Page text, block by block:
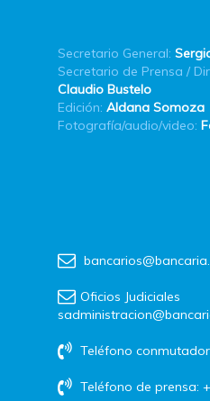
Secretario General:
Secretario de Prensa /
Claudio Bustelo
Edición: Aldana Somoza
Fotografía/audio/video:
Oficios Judiciales
Teléfono
Teléfono de prensa: